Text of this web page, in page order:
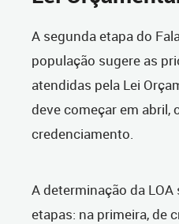
A segunda etapa do
população sugere as
atendidas pela Lei
deve começar em abril,
credenciamento.
A determinação da
etapas: na primeira, de